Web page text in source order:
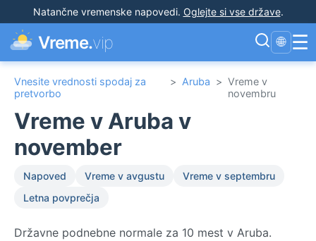
Natančne vremenske napovedi. Oglejte si vse države.
Vreme.vip 🌐 ☰
Vnesite vrednosti spodaj za
pretvorbo
> Aruba > Vreme v
novembru
Vreme v Aruba v
november
Napoved Vreme v avgustu
Vreme v septembru
Letna povprečja
Državne podnebne normale za 10 mest v Aruba.